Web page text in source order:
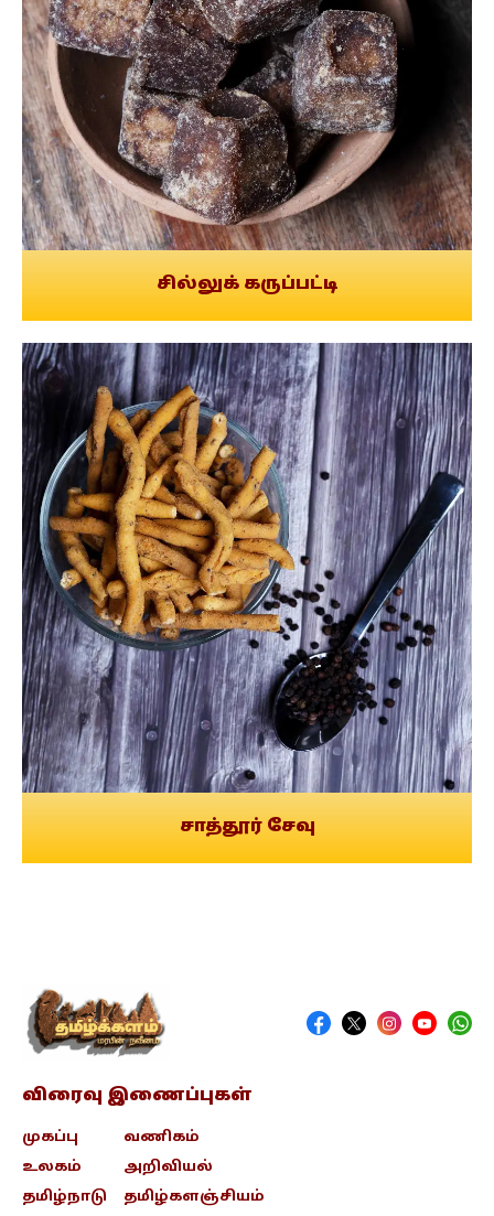
சில்லுக் கருப்பட்டி
சாத்தூர் சேவு
விரைவு இணைப்புகள்
முகப்பு
உலகம்
தமிழ்நாடு
வணிகம்
அறிவியல்
தமிழ்களஞ்சியம்